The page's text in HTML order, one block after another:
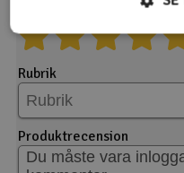
Rubrik
Produktrecension